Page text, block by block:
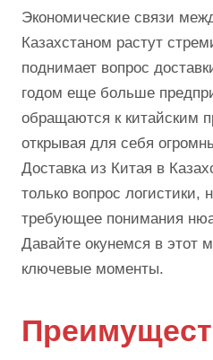
Экономические связи
Казахстаном растут
поднимает вопрос
годом еще больше
обращаются к китайским
открывая для себя
Доставка из Китая в
только вопрос логистики,
требующее понимания
Давайте окунемся в этот
ключевые моменты.